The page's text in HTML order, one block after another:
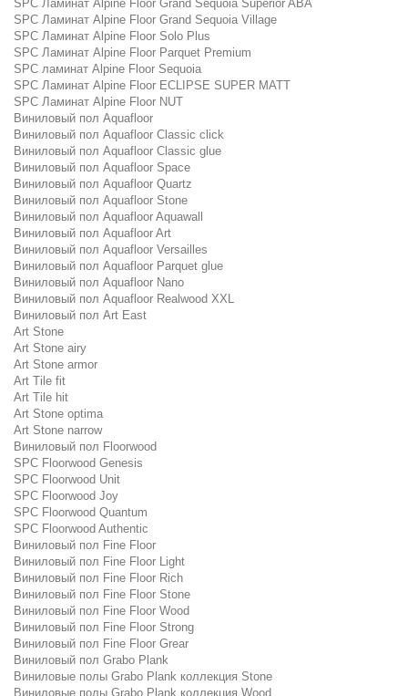
SPC Ламинат Alpine Floor Grand Sequoia Superior ABA
SPC Ламинат Alpine Floor Grand Sequoia Village
SPC Ламинат Alpine Floor Solo Plus
SPC Ламинат Alpine Floor Parquet Premium
SPC ламинат Alpine Floor Sequoia
SPC Ламинат Alpine Floor ECLIPSE SUPER MATT
SPC Ламинат Alpine Floor NUT
Виниловый пол Aquafloor
Виниловый пол Aquafloor Classic click
Виниловый пол Aquafloor Classic glue
Виниловый пол Aquafloor Space
Виниловый пол Aquafloor Quartz
Виниловый пол Aquafloor Stone
Виниловый пол Aquafloor Aquawall
Виниловый пол Aquafloor Art
Виниловый пол Aquafloor Versailles
Виниловый пол Aquafloor Parquet glue
Виниловый пол Aquafloor Nano
Виниловый пол Aquafloor Realwood XXL
Виниловый пол Art East
Art Stone
Art Stone airy
Art Stone armor
Art Tile fit
Art Tile hit
Art Stone optima
Art Stone narrow
Виниловый пол Floorwood
SPC Floorwood Genesis
SPC Floorwood Unit
SPC Floorwood Joy
SPC Floorwood Quantum
SPC Floorwood Authentic
Виниловый пол Fine Floor
Виниловый пол Fine Floor Light
Виниловый пол Fine Floor Rich
Виниловый пол Fine Floor Stone
Виниловый пол Fine Floor Wood
Виниловый пол Fine Floor Strong
Виниловый пол Fine Floor Grear
Виниловый пол Grabo Plank
Виниловые полы Grabo Plank коллекция Stone
Виниловые полы Grabo Plank коллекция Wood